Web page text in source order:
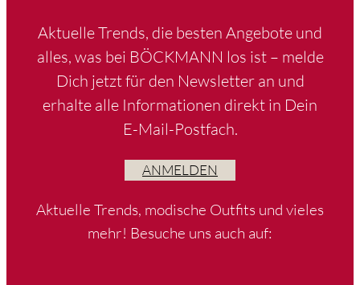
Aktuelle Trends, die besten Angebote und
alles, was bei BÖCKMANN los ist – melde
Dich jetzt für den Newsletter an und
erhalte alle Informationen direkt in Dein
E-Mail-Postfach.
ANMELDEN
Aktuelle Trends, modische Outfits und vieles
mehr! Besuche uns auch auf: